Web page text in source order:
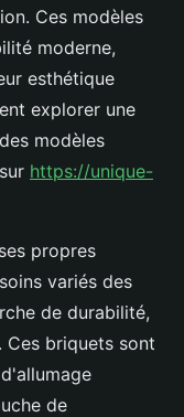
Ces modèles
moderne,
esthétique
explorer une
modèles
https://unique-
propres
variés des
de durabilité,
Ces briquets sont
de